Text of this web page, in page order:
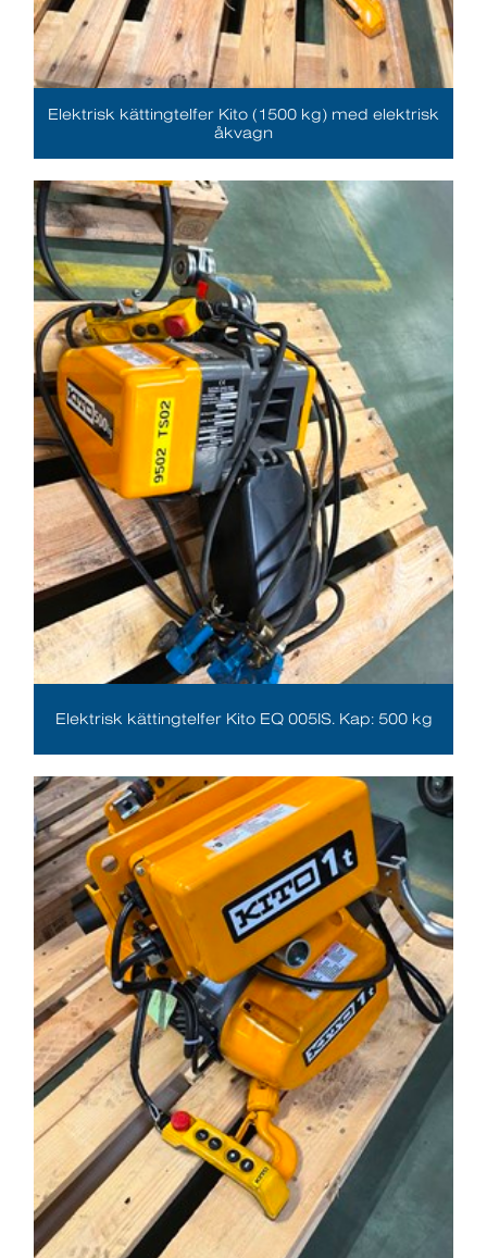
Elektrisk kättingtelfer Kito (1500 kg) med elektrisk
åkvagn
Elektrisk kättingtelfer Kito EQ 005IS. Kap: 500 kg